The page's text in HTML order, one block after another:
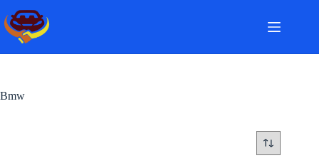
la
conținut
Bmw